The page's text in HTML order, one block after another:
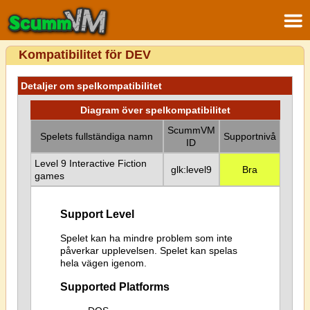
Kompatibilitet för DEV
Detaljer om spelkompatibilitet
Diagram över spelkompatibilitet
Spelets fullständiga namn
ScummVM
ID
Supportnivå
Level 9 Interactive Fiction
games
glk:level9 Bra
Support Level
Spelet kan ha mindre problem som inte
påverkar upplevelsen. Spelet kan spelas
hela vägen igenom.
Supported Platforms